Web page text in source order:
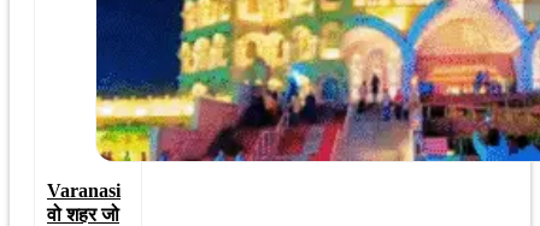
Varanasi
वो शहर जो